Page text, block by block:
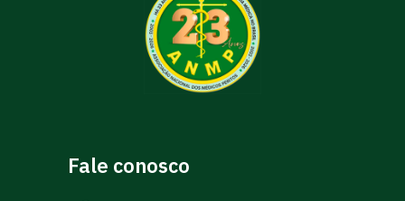
Fale conosco